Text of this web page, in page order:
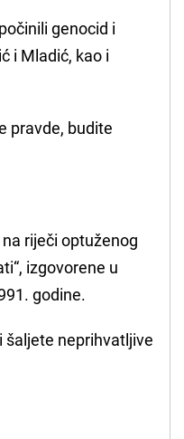
genocid i
i Mladić, kao i
pravde, budite
riječi optuženog
izgovorene u
godine.
šaljete neprihvatljive